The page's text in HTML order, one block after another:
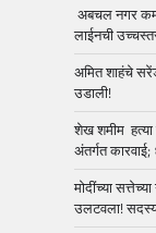
अबचल नगर
लाईनची
अमित शाहंचे
उडाली!
शेख शमीम हत्या
अंतर्गत
मोदींच्या
उलटवला!